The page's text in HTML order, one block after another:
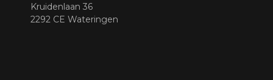
Kruidenlaan 36
2292 CE Wateringen